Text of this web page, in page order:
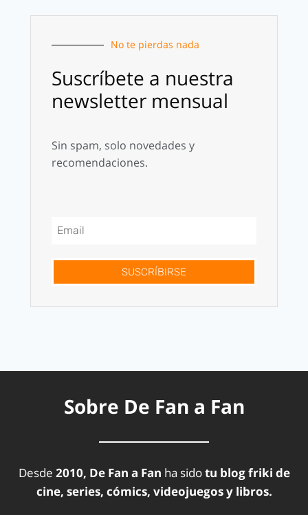
No te pierdas nada
Suscríbete a nuestra
newsletter mensual
Sin spam, solo novedades y
recomendaciones.
SUSCRÍBIRSE
Sobre De Fan a Fan
Desde 2010, De Fan a Fan ha sidotu blog friki de
cine, series, cómics, videojuegos y libros.